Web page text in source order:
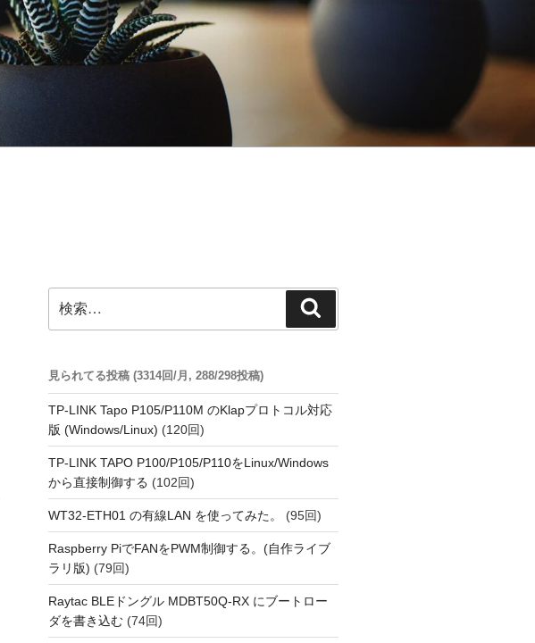
索:
索
見られてる投稿 (3314回/月, 288/298投稿)
TP-LINK Tapo P105/P110M のKlapプロトコル対応
版 (Windows/Linux) (120回)
TP-LINK TAPO P100/P105/P110をLinux/Windows
から直接制御する (102回)
WT32-ETH01 の有線LAN を使ってみた。 (95回)
Raspberry PiでFANをPWM制御する。(自作ライブ
ラリ版) (79回)
Raytac BLEドングル MDBT50Q-RX にブートロー
ダを書き込む(74回)